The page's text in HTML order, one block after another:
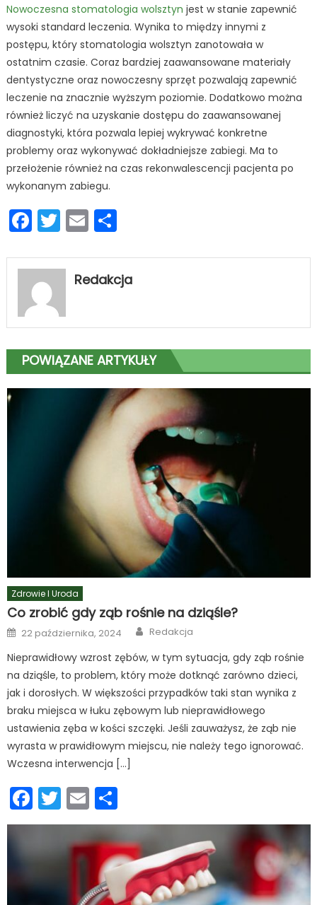
Nowoczesna stomatologia wolsztyn jest w stanie zapewnić
wysoki standard leczenia. Wynika to między innymi z
postępu, który stomatologia wolsztyn zanotowała w
ostatnim czasie. Coraz bardziej zaawansowane materiały
dentystyczne oraz nowoczesny sprzęt pozwalają zapewnić
leczenie na znacznie wyższym poziomie. Dodatkowo można
również liczyć na uzyskanie dostępu do zaawansowanej
diagnostyki, która pozwala lepiej wykrywać konkretne
problemy oraz wykonywać dokładniejsze zabiegi. Ma to
przełożenie również na czas rekonwalescencji pacjenta po
wykonanym zabiegu.
Facebook
Twitter
EmailPodziel
Redakcja
POWIĄZANE ARTYKUŁY
Zdrowie I Uroda
Co zrobić gdy ząb rośnie na dziąśle?
Posted
on
22 października, 2024 Author
Redakcja
Nieprawidłowy wzrost zębów, w tym sytuacja, gdy ząb rośnie
na dziąśle, to problem, który może dotknąć zarówno dzieci,
jak i dorosłych. W większości przypadków taki stan wynika z
braku miejsca w łuku zębowym lub nieprawidłowego
ustawienia zęba w kości szczęki. Jeśli zauważysz, że ząb nie
wyrasta w prawidłowym miejscu, nie należy tego ignorować.
Wczesna interwencja […]
Facebook
Twitter
Email
się